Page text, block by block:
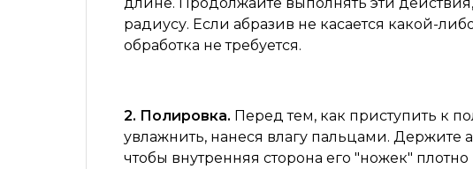
радиусу. Если абразив не касается какой-
обработка не требуется.
2. Полировка. Перед тем, как приступить к
увлажнить, нанеся влагу пальцами. Держите
чтобы внутренняя сторона его "ножек"